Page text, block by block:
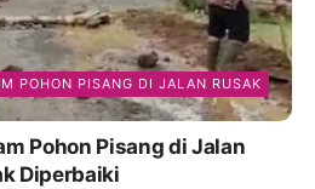
POHON PISANG DI JALAN RUSAK
Pohon Pisang di Jalan
Diperbaiki